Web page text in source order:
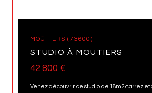
MOÛTIERS (73600)
STUDIO À MOUTIERS
42 800 €
Venez découvrir ce studio de 18m2 carrez et